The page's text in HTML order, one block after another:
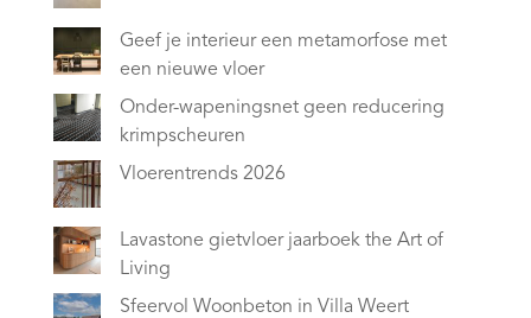
Geef je interieur een metamorfose met
een nieuwe vloer
Onder-wapeningsnet geen reducering
krimpscheuren
Vloerentrends 2026
Lavastone gietvloer jaarboek the Art of
Living
Sfeervol Woonbeton in Villa Weert